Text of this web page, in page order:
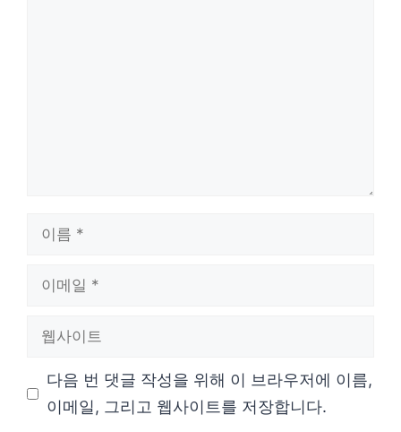
다음 번 댓글 작성을 위해 이 브라우저에 이름,
이메일, 그리고 웹사이트를 저장합니다.